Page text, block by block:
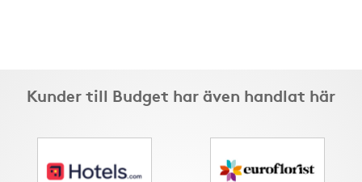
Kunder till Budget har även handlat här